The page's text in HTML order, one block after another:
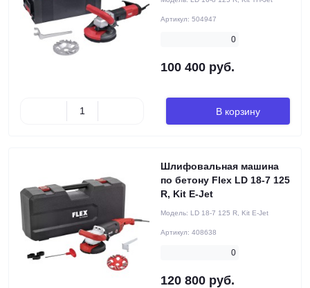
Артикул: 504947
0
100 400 руб.
В корзину
Шлифовальная машина
по бетону Flex LD 18-7 125
R, Kit E-Jet
Модель: LD 18-7 125 R, Kit E-Jet
Артикул: 408638
0
120 800 руб.